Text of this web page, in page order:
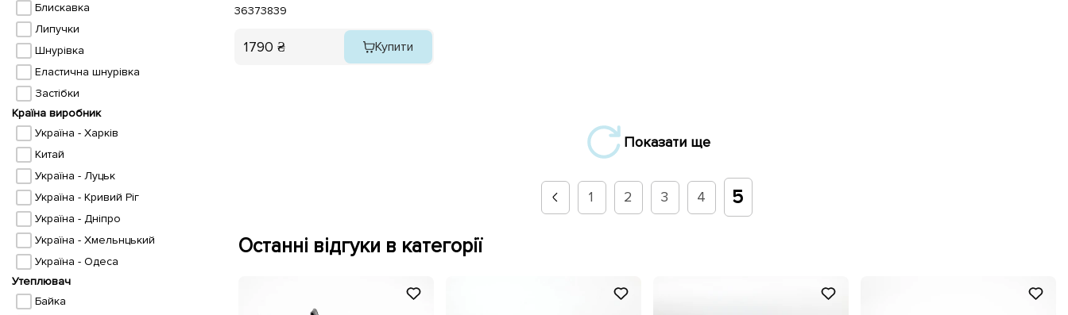
Блискавка
Липучки
Шнурівка
Еластична шнурівка
Застібки
Країна виробник
Україна - Харків
Китай
Україна - Луцьк
Україна - Кривий Ріг
Україна - Дніпро
Україна - Хмельнцький
Україна - Одеса
Утеплювач
Байка
36373839
1790 ₴ Купити
Показати ще
1 2 3 4 5
Останні відгуки в категорії